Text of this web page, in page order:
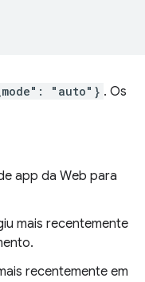
"auto"} . Os
app da Web para
mais recentemente
recentemente em